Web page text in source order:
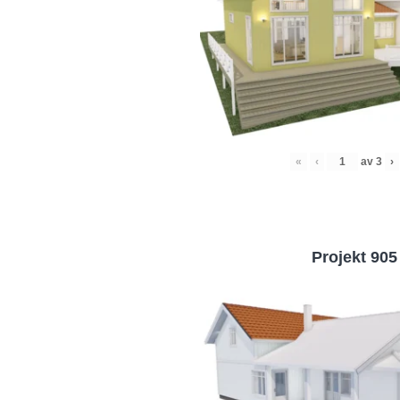
« ‹ av 3 ›
Projekt 905